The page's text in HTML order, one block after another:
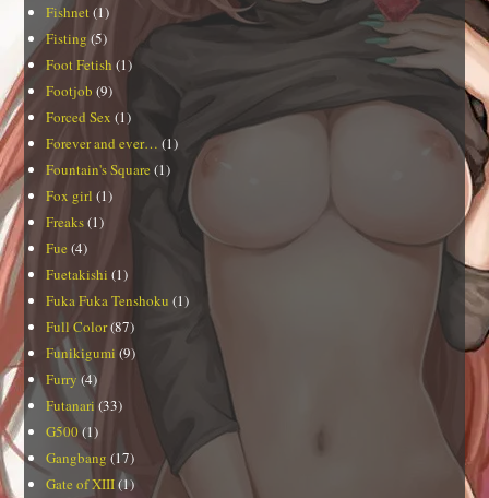
Fishnet (1)
Fisting (5)
Foot Fetish (1)
Footjob (9)
Forced Sex (1)
Forever and ever… (1)
Fountain's Square (1)
Fox girl (1)
Freaks(1)
Fue (4)
Fuetakishi (1)
Fuka Fuka Tenshoku (1)
Full Color(87)
Funikigumi (9)
Furry (4)
Futanari (33)
G500(1)
Gangbang (17)
Gate of XIII(1)